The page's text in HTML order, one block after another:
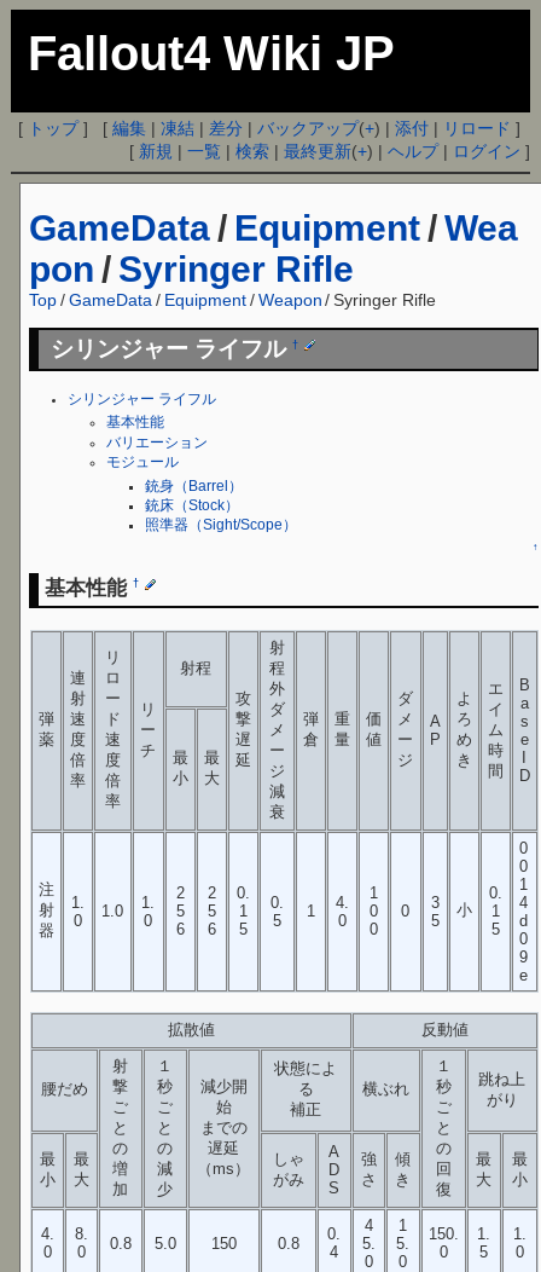
Fallout4 Wiki JP
[ トップ] [編集 |凍結 | 差分 |バックアップ(+) |添付 | リロード ]
[ 新規 |一覧 |検索 |最終更新(+) |ヘルプ| ログイン ]
GameData / Equipment /Wea
pon / Syringer Rifle
Top /GameData / Equipment/ Weapon / Syringer Rifle
シリンジャー ライフル†
シリンジャー ライフル
基本性能
バリエーション
モジュール
銃身（Barrel）
銃床（Stock）
照準器（Sight/Scope）
↑
基本性能†
弾
薬
連
射
速
度
倍
率
リ
ロ
ー
ド
速
度
倍
率
リ
ー
チ
射程
攻
撃
遅
延
射
程
外
ダ
メ
ー
ジ
減
衰
弾
倉
重
量
価
値
ダ
メ
ー
ジ
A
P
よ
ろ
め
き
エ
イ
ム
時
間
B
a
s
e
I
D
最
小
最
大
注
射
器
1.
0
1.0
1.
0
2
5
6
2
5
6
0.
1
5
0.
5
1
4.
0
1
0
0
0
3
5
小
0.
1
5
0
0
1
4
d
0
9
e
拡散値 反動値
腰だめ
射
撃
ご
と
の
増
加
１
秒
ご
と
の
減
少
減少開
始
までの
遅延
（ms）
状態によ
る
補正
横ぶれ
１
秒
ご
と
の
回
復
跳ね上
がり
最
小
最
大
しゃ
がみ
A
D
S
強
さ
傾
き
最
大
最
小
4.
0
8.
0
0.8 5.0 150 0.8
0.
4
4
5.
0
1
5.
0
150.
0
1.
5
1.
0